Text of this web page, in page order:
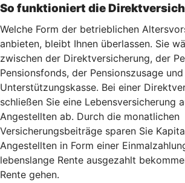
So funktioniert die
Welche Form der betrieblichen
anbieten, bleibt Ihnen überlassen. Sie
zwischen der Direktversicherung, der
Pensionsfonds, der Pensionszusage
Unterstützungskasse. Bei einer
schließen Sie eine Lebensversicherung
Angestellten ab. Durch die monatlichen
Versicherungsbeiträge sparen Sie
Angestellten in Form einer
lebenslange Rente ausgezahlt
Rente gehen.